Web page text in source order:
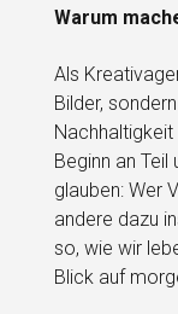
Warum
Als
Bilder,
Nachhaltigkeit
Beginn an Teil
glauben: Wer
andere dazu
so, wie wir
Blick auf